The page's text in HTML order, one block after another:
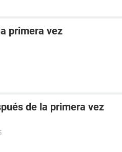
primera vez
de la primera vez